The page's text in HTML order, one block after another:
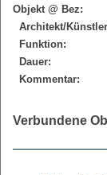
Objekt @ Bez:
Architekt/
Funktion:
Dauer:
Kommentar:
Verbundene